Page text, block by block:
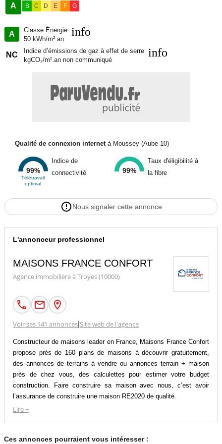
A B C D E F G
A
Classe Énergie
50 kWh/m² an
info
NC
Indice d’émissions de gaz à effet de serre
kgCO₂/m².an non communiqué
info
Qualité de connexion internetà Moussey (Aube 10)
99%
Télétravail
optimal
Indice de
connectivité
99%
Taux d'éligibilité à
la fibre
Nous signaler cette annonce
L'annonceur professionnel
MAISONS FRANCE CONFORT
Agence immobilière à Troyes (10000)
Voir ses 141 annonces| Site web de l'agence
Constructeur de maisons leader en France, Maisons France Confort
propose près de 160 plans de maisons à découvrir gratuitement,
des annonces de terrains à vendre ou annonces terrain + maison
près de chez vous, des calculettes pour estimer votre budget
construction. Faire construire sa maison avec nous, c’est avoir
l’assurance de construire une maison RE2020 de qualité.
Faire appel à un constructeur pour son projet de construction de
Ce choix est celui de la sécurité, en choisissant un constructeur
Lire +
Ces annonces pourraient vous intéresser :